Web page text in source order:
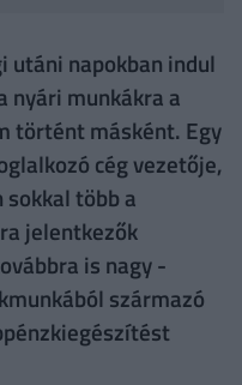
utáni napokban indul
nyári munkákra a
történt másként. Egy
cég vezetője,
sokkal több a
jelentkezők
is nagy -
származó